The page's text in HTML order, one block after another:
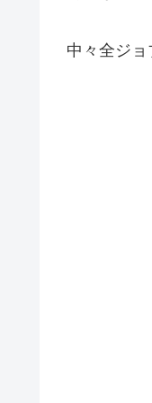
中々全ジョ